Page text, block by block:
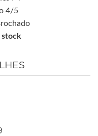
4/5
stock